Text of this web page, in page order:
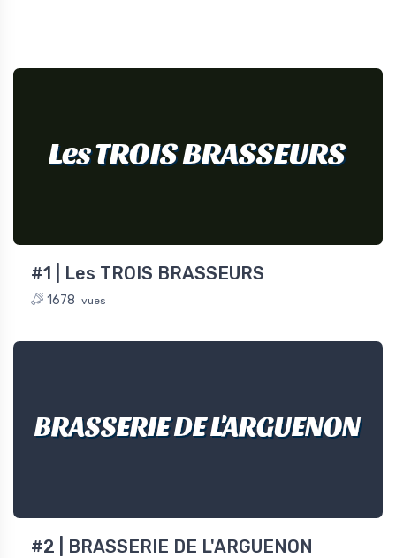
Les TROIS BRASSEURS
#1 | Les TROIS BRASSEURS
1678 vues
BRASSERIE DE L'ARGUENON
#2 | BRASSERIE DE L'ARGUENON